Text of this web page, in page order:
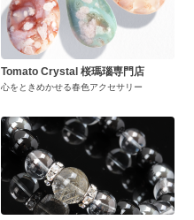
Tomato Crystal 桜瑪瑙専門店
心をときめかせる春色アクセサリー